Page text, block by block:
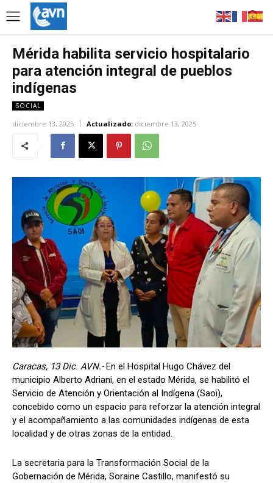
Mérida habilita servicio hospitalario
para atención integral de pueblos
indígenas
SOCIAL
diciembre 13, 2025 Actualizado: diciembre 13, 2025
Caracas, 13 Dic. AVN.-En el Hospital Hugo Chávez del
municipio Alberto Adriani, en el estado Mérida, se habilitó el
Servicio de Atención y Orientación al Indígena (Saoi),
concebido como un espacio para reforzar la atención integral
y el acompañamiento a las comunidades indígenas de esta
localidad y de otras zonas de la entidad.
La secretaria para la Transformación Social de la
Gobernación de Mérida, Soraine Castillo, manifestó su